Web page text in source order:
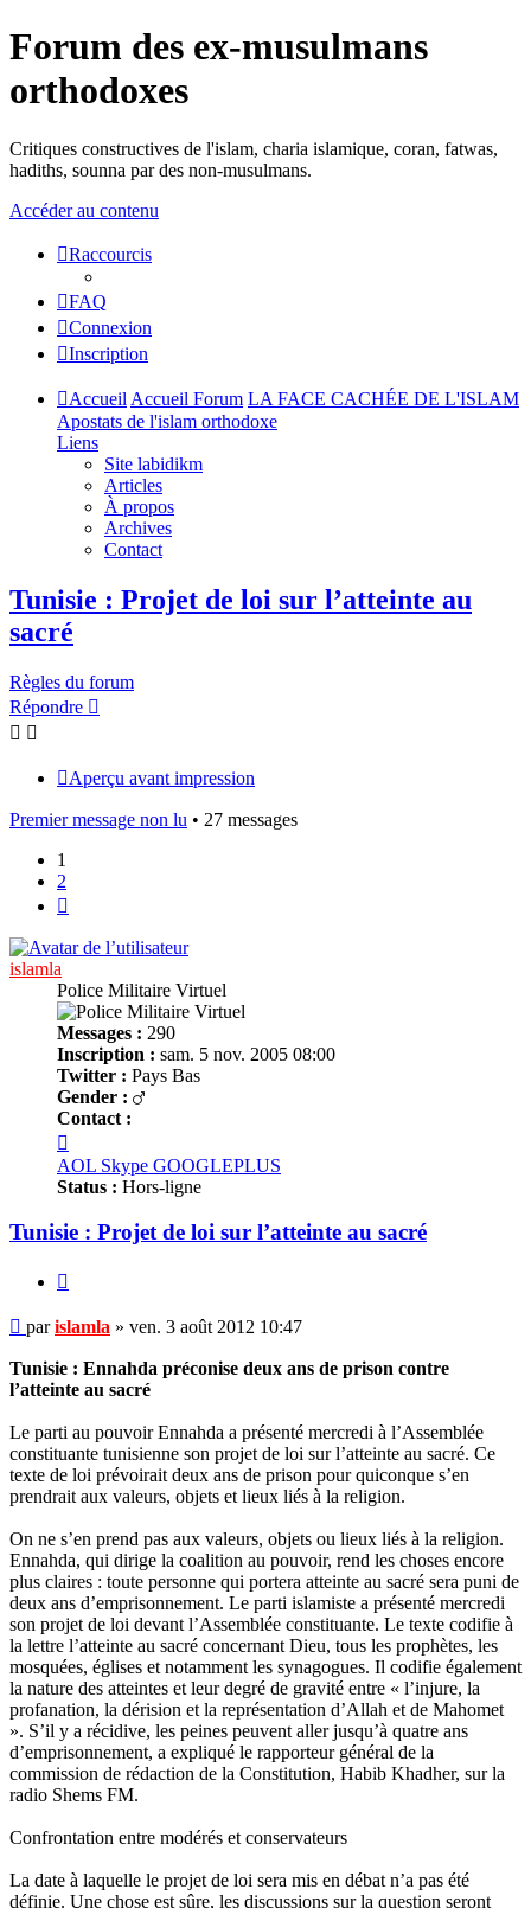
Forum des ex-musulmans
orthodoxes
Critiques constructives de l'islam, charia islamique, coran, fatwas,
hadiths, sounna par des non-musulmans.
Accéder au contenu
Raccourcis
FAQ
Connexion
Inscription
Accueil Accueil Forum LA FACE CACHÉE DE L'ISLAM
Apostats de l'islam orthodoxe
Liens
Site labidikm
Articles
À propos
Archives
Contact
Tunisie : Projet de loi sur l’atteinte au
sacré
Règles du forum
Répondre
Aperçu avant impression
Premier message non lu • 27 messages
1
2
islamla
Police Militaire Virtuel
Messages : 290
Inscription : sam. 5 nov. 2005 08:00
Twitter : Pays Bas
Gender :
Contact :
islamla
AOL Skype GOOGLEPLUS
Status : Hors-ligne
Tunisie : Projet de loi sur l’atteinte au sacré
Message
non
lu
parislamla » ven. 3 août 2012 10:47
Tunisie : Ennahda préconise deux ans de prison contre
l’atteinte au sacré
Le parti au pouvoir Ennahda a présenté mercredi à l’Assemblée
constituante tunisienne son projet de loi sur l’atteinte au sacré. Ce
texte de loi prévoirait deux ans de prison pour quiconque s’en
prendrait aux valeurs, objets et lieux liés à la religion.
On ne s’en prend pas aux valeurs, objets ou lieux liés à la religion.
Ennahda, qui dirige la coalition au pouvoir, rend les choses encore
plus claires : toute personne qui portera atteinte au sacré sera puni de
deux ans d’emprisonnement. Le parti islamiste a présenté mercredi
son projet de loi devant l’Assemblée constituante. Le texte codifie à
la lettre l’atteinte au sacré concernant Dieu, tous les prophètes, les
mosquées, églises et notamment les synagogues. Il codifie également
la nature des atteintes et leur degré de gravité entre « l’injure, la
profanation, la dérision et la représentation d’Allah et de Mahomet
». S’il y a récidive, les peines peuvent aller jusqu’à quatre ans
d’emprisonnement, a expliqué le rapporteur général de la
commission de rédaction de la Constitution, Habib Khadher, sur la
radio Shems FM.
Confrontation entre modérés et conservateurs
La date à laquelle le projet de loi sera mis en débat n’a pas été
définie. Une chose est sûre, les discussions sur la question seront